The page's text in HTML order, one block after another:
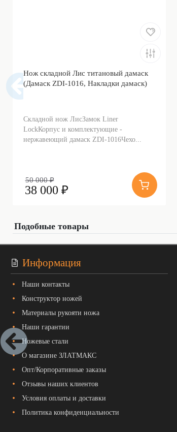
Нож складной Лис титановый дамаск
(Дамаск ZDI-1016, Накладки дамаск)
Складной нож ЛисЗамок Liner
LockКорпус и комплектующие -
нержавеющий дамаск ZDI-1016Чехо...
50 000 ₽
38 000 ₽
Подобные товары
Информация
Наши контакты
Конструктор ножей
Материалы рукояти ножа
Наши гарантии
Ножевые стали
О магазине ЗЛАТМАКС
Опт/Корпоративные заказы
Отзывы наших клиентов
Условия оплаты и доставки
Политика конфиденциальности